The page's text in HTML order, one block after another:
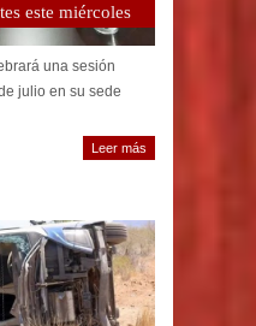
este miércoles
una sesión
julio en su sede
Leer más